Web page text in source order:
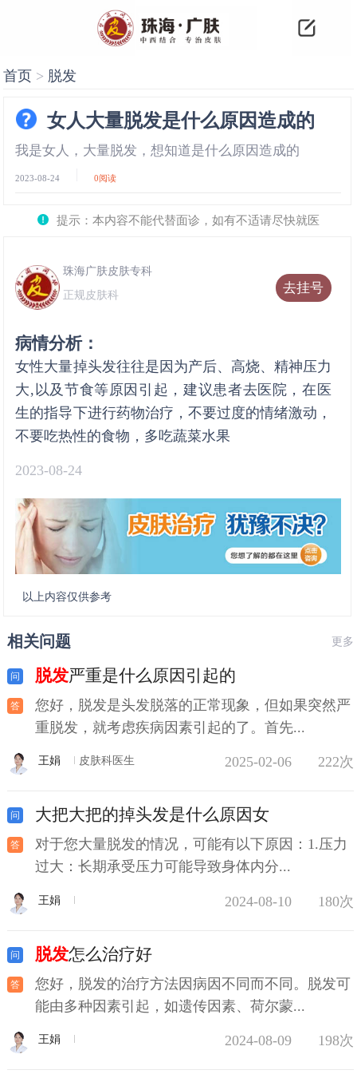
首页 > 脱发
女人大量脱发是什么原因造成的
我是女人，大量脱发，想知道是什么原因造成的
2023-08-24 0阅读
提示：本内容不能代替面诊，如有不适请尽快就医
去挂号
珠海广肤皮肤专科
正规皮肤科
病情分析：
女性大量掉头发往往是因为产后、高烧、精神压力
大,以及节食等原因引起，建议患者去医院，在医
生的指导下进行药物治疗，不要过度的情绪激动，
不要吃热性的食物，多吃蔬菜水果
2023-08-24
以上内容仅供参考
相关问题 更多
脱发严重是什么原因引起的
您好，脱发是头发脱落的正常现象，但如果突然严
重脱发，就考虑疾病因素引起的了。首先...
王娟 皮肤科医生 2025-02-06 222次
大把大把的掉头发是什么原因女
对于您大量脱发的情况，可能有以下原因：1.压力
过大：长期承受压力可能导致身体内分...
王娟 2024-08-10 180次
脱发怎么治疗好
您好，脱发的治疗方法因病因不同而不同。脱发可
能由多种因素引起，如遗传因素、荷尔蒙...
王娟 2024-08-09 198次